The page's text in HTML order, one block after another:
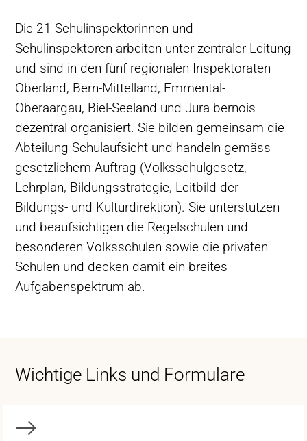
Die 21 Schulinspektorinnen und
Schulinspektoren arbeiten unter zentraler Leitung
und sind in den fünf regionalen Inspektoraten
Oberland, Bern-Mittelland, Emmental-
Oberaargau, Biel-Seeland und Jura bernois
dezentral organisiert. Sie bilden gemeinsam die
Abteilung Schulaufsicht und handeln gemäss
gesetzlichem Auftrag (Volksschulgesetz,
Lehrplan, Bildungsstrategie, Leitbild der
Bildungs- und Kulturdirektion). Sie unterstützen
und beaufsichtigen die Regelschulen und
besonderen Volksschulen sowie die privaten
Schulen und decken damit ein breites
Aufgabenspektrum ab.
Wichtige Links und Formulare